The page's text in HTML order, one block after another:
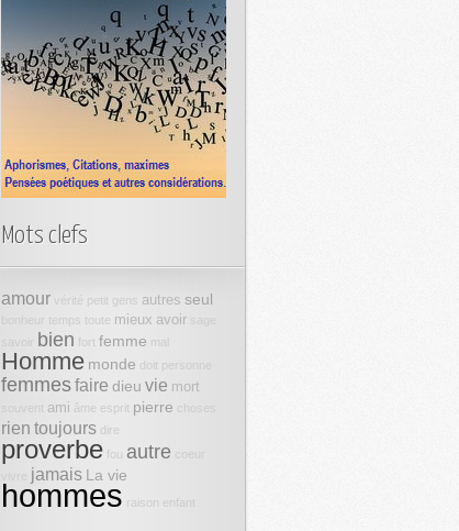
Mots clefs
amour vérité petit gens autres seul
temps toute mieux avoir
bien fort femme mal
Homme monde doit personne
femmesfaire dieu vie mort
souvent ami âme esprit pierre
rien toujours dire
proverbe fou autre
jamais La vie
hommes raison enfant